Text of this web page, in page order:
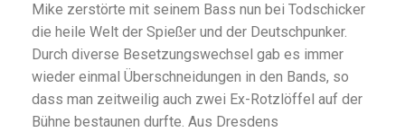
Mike zerstörte mit seinem Bass nun bei Todschicker
die heile Welt der Spießer und der Deutschpunker.
Durch diverse Besetzungswechsel gab es immer
wieder einmal Überschneidungen in den Bands, so
dass man zeitweilig auch zwei Ex-Rotzlöffel auf der
Bühne bestaunen durfte. Aus Dresdens